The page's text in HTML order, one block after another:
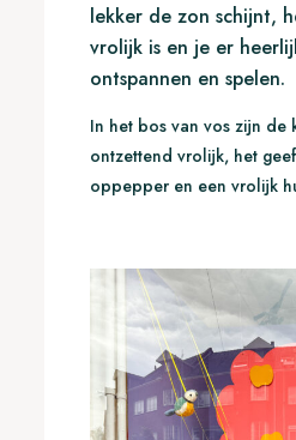
lekker de zon schijnt,
vrolijk is en je er
ontspannen en spelen.
In het bos van vos zijn de
ontzettend vrolijk, het
oppepper en een vrolijk